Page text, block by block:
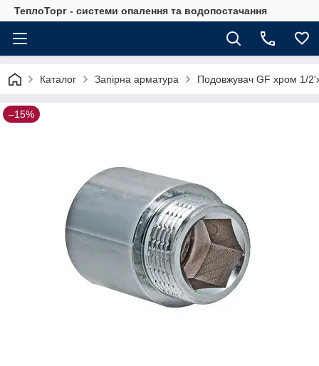
ТеплоТорг - системи опалення та водопостачання
Каталог Запірна арматура Подовжувач GF хром 1/
–15%